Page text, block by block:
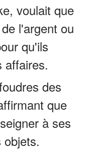
voulait que
l'argent ou
qu'ils
affaires.
des
que
à ses